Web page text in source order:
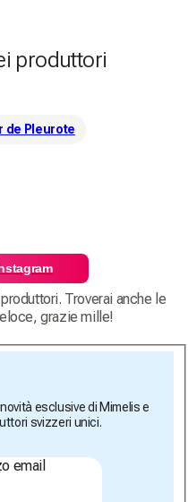
produttori
de Pleurote
Troverai anche le
grazie mille!
esclusive di Mimelis e
svizzeri unici.
email